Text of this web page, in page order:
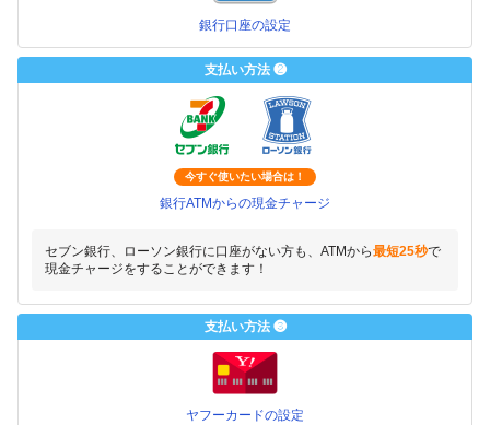
銀行口座の設定
支払い方法 ❷
今すぐ使いたい場合は！
銀行ATMからの現金チャージ
セブン銀行、ローソン銀行に口座がない方も、ATMから最短25秒で
現金チャージをすることができます！
支払い方法 ❸
ヤフーカードの設定